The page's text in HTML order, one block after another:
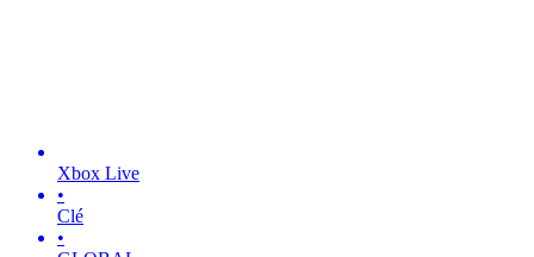
Xbox Live
•
Clé
•